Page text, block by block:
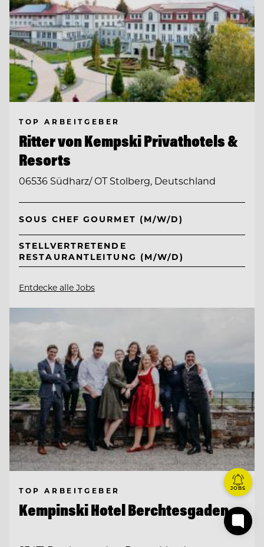
TOP ARBEITGEBER
Ritter von Kempski Privathotels &
Resorts
06536 Südharz/ OT Stolberg, Deutschland
SOUS CHEF GOURMET (M/W/D)
STELLVERTRETENDE
RESTAURANTLEITUNG (M/W/D)
Entdecke alle Jobs
TOP ARBEITGEBER
Kempinski Hotel Berchtesgaden
JOBS